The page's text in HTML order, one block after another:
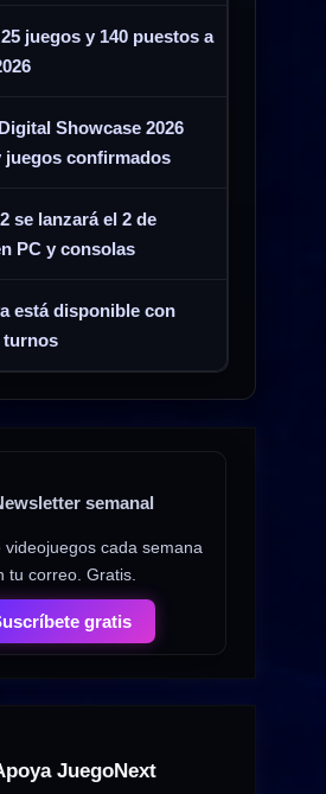
juegos y 140 puestos a
Showcase 2026
juegos confirmados
se lanzará el 2 de
PC y consolas
está disponible con
turnos
semanal
videojuegos cada semana
tu correo. Gratis.
gratis
JuegoNext